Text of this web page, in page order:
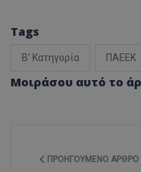
Tags
Β' Κατηγορία ΠΑΕΕΚ
Μοιράσου αυτό το
ΠΡΟΗΓΟΎΜΕΝΟ ΆΡΘΡΟ